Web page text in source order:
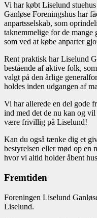
Vi har købt Liselund
Ganløse Foreningshus har
anpartsselskab, som
taknemmelige for de
som ved at købe anparter
Rent praktisk har Liselund
bestående af aktive folk,
valgt på den årlige
holdes inden udgangen af
Vi har allerede en del gode
ind med det de nu kan og
være frivillig på Liselund!
Kan du også tænke dig et
bestyrelsen eller mød op en
hvor vi altid holder åbent
Fremtiden
Foreningen Liselund
Liselund.